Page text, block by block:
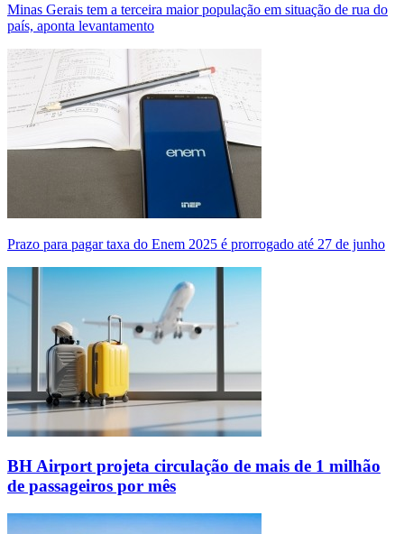
Minas Gerais tem a terceira maior população em situação de rua do
país, aponta levantamento
Prazo para pagar taxa do Enem 2025 é prorrogado até 27 de junho
BH Airport projeta circulação de mais de 1 milhão
de passageiros por mês